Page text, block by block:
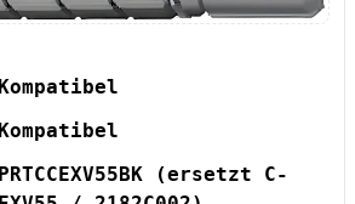
Kompatibel
Kompatibel
PRTCCEXV55BK
(ersetzt C-